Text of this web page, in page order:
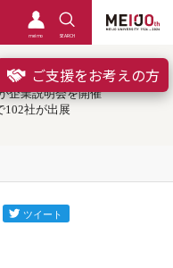
meimo SEARCH
ご支援をお考えの方
ース
企業説明会を開催
102社が出展